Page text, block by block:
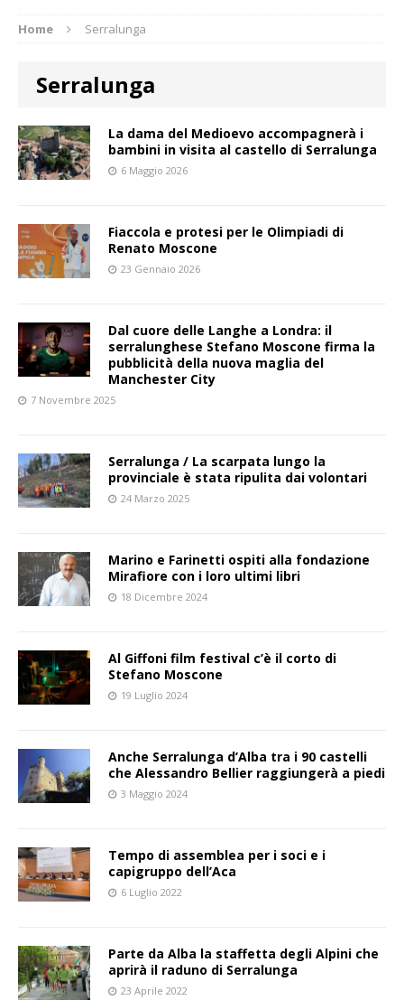
Home Serralunga
Serralunga
La dama del Medioevo accompagnerà i
bambini in visita al castello di Serralunga
6 Maggio 2026
Fiaccola e protesi per le Olimpiadi di
Renato Moscone
23 Gennaio 2026
Dal cuore delle Langhe a Londra: il
serralunghese Stefano Moscone firma la
pubblicità della nuova maglia del
Manchester City
7 Novembre 2025
Serralunga / La scarpata lungo la
provinciale è stata ripulita dai volontari
24 Marzo 2025
Marino e Farinetti ospiti alla fondazione
Mirafiore con i loro ultimi libri
18 Dicembre 2024
Al Giffoni film festival c’è il corto di
Stefano Moscone
19 Luglio 2024
Anche Serralunga d’Alba tra i 90 castelli
che Alessandro Bellier raggiungerà a piedi
3 Maggio 2024
Tempo di assemblea per i soci e i
capigruppo dell’Aca
6 Luglio 2022
Parte da Alba la staffetta degli Alpini che
aprirà il raduno di Serralunga
23 Aprile 2022